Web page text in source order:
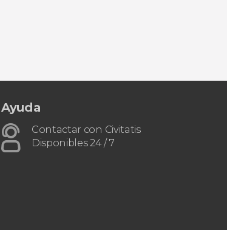
Ayuda
Contactar con Civitatis
Disponibles 24 / 7